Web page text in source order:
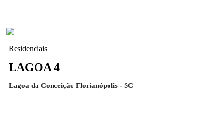
Residenciais
LAGOA 4
Lagoa da Conceição Florianópolis - SC